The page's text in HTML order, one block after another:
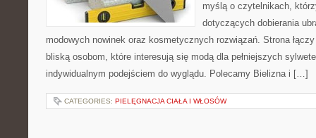
myślą o czytelnikach,
dotyczących dobierania
modowych nowinek oraz kosmetycznych rozwiązań. Strona
bliską osobom, które interesują się modą dla pełniejszych
indywidualnym podejściem do wyglądu. Polecamy Bielizna i […]
CATEGORIES: PIELĘGNACJA CIAŁA I WŁOSÓW